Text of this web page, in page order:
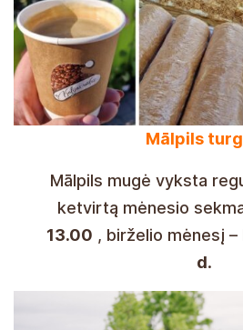
Mālpils
Mālpils mugė vyksta
ketvirtą mėnesio
13.00 , birželio mėnesį –
d.